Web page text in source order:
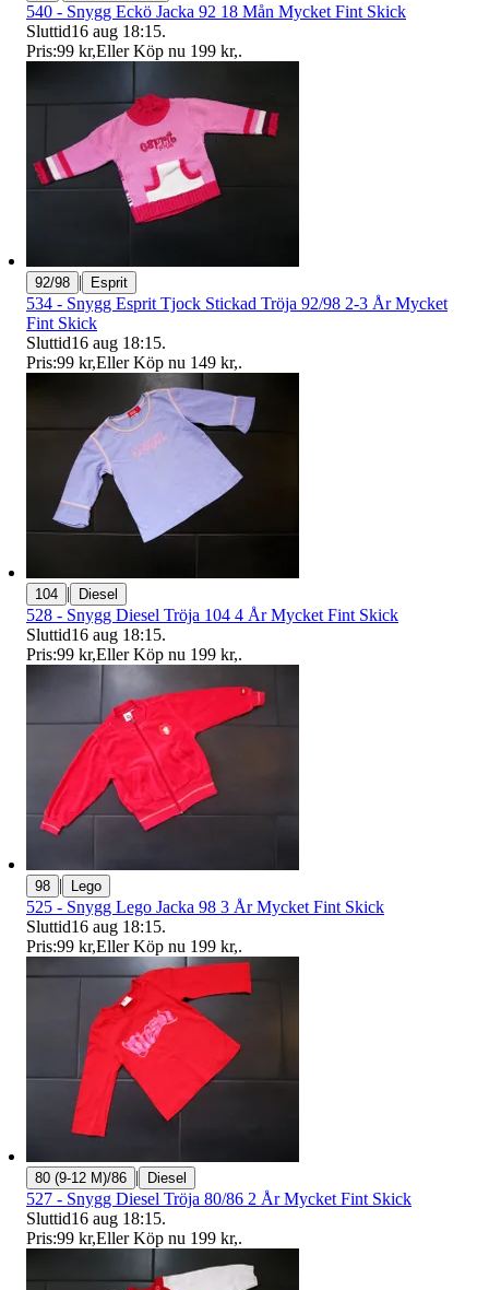
540 - Snygg Eckö Jacka 92 18 Mån Mycket Fint Skick
Sluttid16 aug 18:15.
Pris:99 kr,Eller Köp nu 199 kr,.
92/98 | Esprit
534 - Snygg Esprit Tjock Stickad Tröja 92/98 2-3 År Mycket
Fint Skick
Sluttid16 aug 18:15.
Pris:99 kr,Eller Köp nu 149 kr,.
104 | Diesel
528 - Snygg Diesel Tröja 104 4 År Mycket Fint Skick
Sluttid16 aug 18:15.
Pris:99 kr,Eller Köp nu 199 kr,.
98 | Lego
525 - Snygg Lego Jacka 98 3 År Mycket Fint Skick
Sluttid16 aug 18:15.
Pris:99 kr,Eller Köp nu 199 kr,.
80 (9-12 M)/86 | Diesel
527 - Snygg Diesel Tröja 80/86 2 År Mycket Fint Skick
Sluttid16 aug 18:15.
Pris:99 kr,Eller Köp nu 199 kr,.